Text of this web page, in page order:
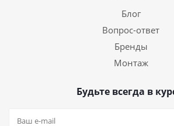
Блог
Вопрос-ответ
Бренды
Монтаж
Будьте всегда в